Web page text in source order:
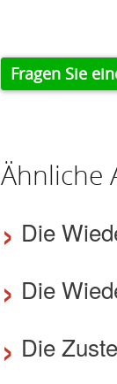
Fragen Sie
Ähnliche
› Die
› Die
› Die